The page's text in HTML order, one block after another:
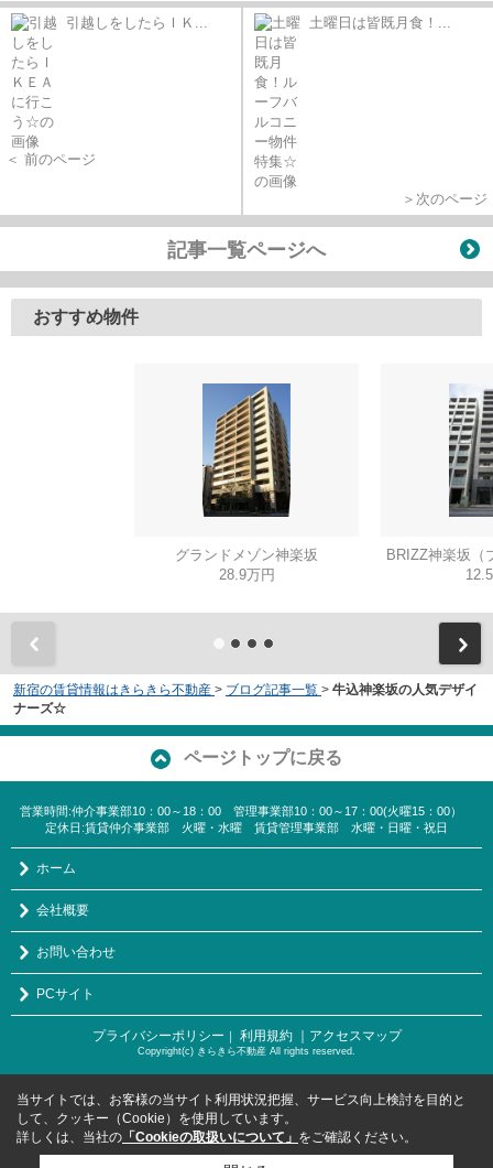
引越しをしたらＩＫ...
＜ 前のページ
土曜日は皆既月食！...
＞次のページ
記事一覧ページへ
おすすめ物件
グランドメゾン神楽坂
28.9万円
BRIZZ神楽坂（
新宿の賃貸情報はきらきら不動産 > ブログ記事一覧 > 牛込神楽坂の人気デザイ
ナーズ☆
ページトップに戻る
営業時間:仲介事業部10：00～18：00 管理事業部10：00～17：00(火曜15：00）
定休日:賃貸仲介事業部 火曜・水曜 賃貸管理事業部 水曜・日曜・祝日
ホーム
会社概要
お問い合わせ
PCサイト
プライバシーポリシー ｜ 利用規約 ｜アクセスマップ
Copyright(c) きらきら不動産 All rights reserved.
当サイトでは、お客様の当サイト利用状況把握、サービス向上検討を目的と
して、クッキー（Cookie）を使用しています。
詳しくは、当社の 「Cookieの取扱いについて」 をご確認ください。